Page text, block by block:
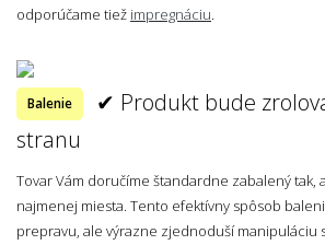
odporúčame tiež impregnáciu
Balenie
✔ Produkt bude
stranu
Tovar Vám doručíme štandardne zabalený tak,
najmenej miesta. Tento efektívny spôsob
prepravu, ale výrazne zjednoduší manipuláciu